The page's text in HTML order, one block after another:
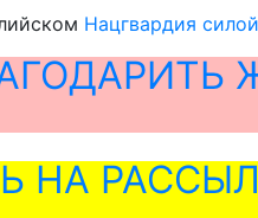
Нацгвардия
НА